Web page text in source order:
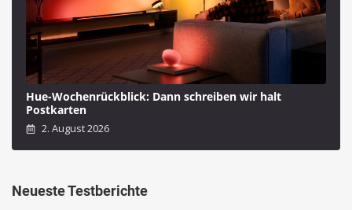
Hue-Wochenrückblick: Dann schreiben wir halt
Postkarten
2. August 2026
Neueste Testberichte